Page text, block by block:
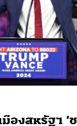
องสหรัฐฯ ‘